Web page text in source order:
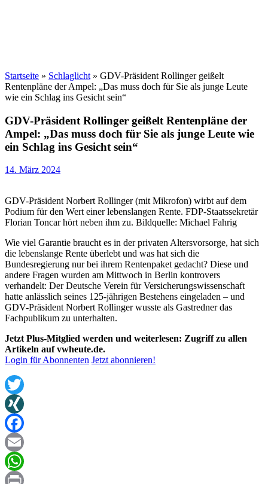
Startseite » Schlaglicht » GDV-Präsident Rollinger geißelt
Rentenpläne der Ampel: „Das muss doch für Sie als junge Leute
wie ein Schlag ins Gesicht sein“
GDV-Präsident Rollinger geißelt Rentenpläne der
Ampel: „Das muss doch für Sie als junge Leute wie
ein Schlag ins Gesicht sein“
14. März 2024
GDV-Präsident Norbert Rollinger (mit Mikrofon) wirbt auf dem
Podium für den Wert einer lebenslangen Rente. FDP-Staatssekretär
Florian Toncar hört neben ihm zu. Bildquelle: Michael Fahrig
Wie viel Garantie braucht es in der privaten Altersvorsorge, hat sich
die lebenslange Rente überlebt und was hat sich die
Bundesregierung nur bei ihrem Rentenpaket gedacht? Diese und
andere Fragen wurden am Mittwoch in Berlin kontrovers
verhandelt: Der Deutsche Verein für Versicherungswissenschaft
hatte anlässlich seines 125-jährigen Bestehens eingeladen – und
GDV-Präsident Norbert Rollinger wusste als Gastredner das
Fachpublikum zu unterhalten.
Jetzt Plus-Mitglied werden und weiterlesen: Zugriff zu allen
Artikeln auf vwheute.de.
Login für Abonnenten Jetzt abonnieren!
Twitter
XING
Facebook
Email
WhatsApp